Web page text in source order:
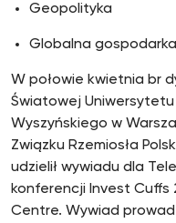
Geopolityka
Globalna gospodarka
W połowie kwietnia br
Światowej
Wyszyńskiego w
Związku Rzemiosła
udzielił wywiadu dla
konferencji Invest Cuffs
Centre. Wywiad